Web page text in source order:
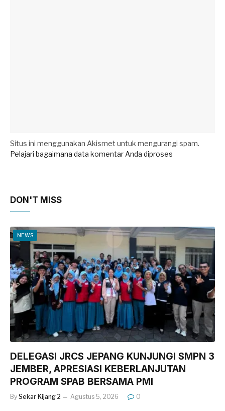
Situs ini menggunakan Akismet untuk mengurangi spam.
Pelajari bagaimana data komentar Anda diproses
DON'T MISS
NEWS
DELEGASI JRCS JEPANG KUNJUNGI SMPN 3
JEMBER, APRESIASI KEBERLANJUTAN
PROGRAM SPAB BERSAMA PMI
By Sekar Kijang 2 Agustus 5, 2026 0